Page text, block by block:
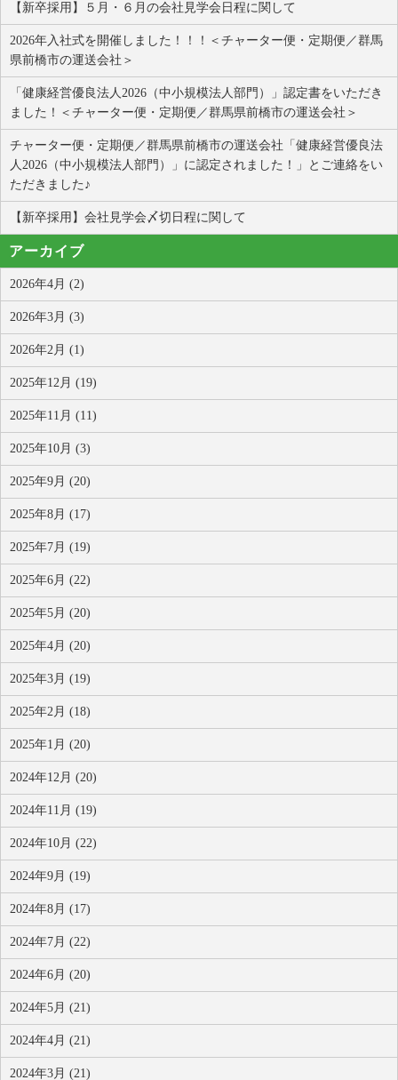
【新卒採用】５月・６月の会社見学会日程に関して
2026年入社式を開催しました！！！＜チャーター便・定期便／群馬
県前橋市の運送会社＞
「健康経営優良法人2026（中小規模法人部門）」認定書をいただき
ました！＜チャーター便・定期便／群馬県前橋市の運送会社＞
チャーター便・定期便／群馬県前橋市の運送会社「健康経営優良法
人2026（中小規模法人部門）」に認定されました！」とご連絡をい
ただきました♪
【新卒採用】会社見学会〆切日程に関して
アーカイブ
2026年4月 (2)
2026年3月 (3)
2026年2月 (1)
2025年12月 (19)
2025年11月 (11)
2025年10月 (3)
2025年9月 (20)
2025年8月 (17)
2025年7月 (19)
2025年6月 (22)
2025年5月 (20)
2025年4月 (20)
2025年3月 (19)
2025年2月 (18)
2025年1月 (20)
2024年12月 (20)
2024年11月 (19)
2024年10月 (22)
2024年9月 (19)
2024年8月 (17)
2024年7月 (22)
2024年6月 (20)
2024年5月 (21)
2024年4月 (21)
2024年3月 (21)